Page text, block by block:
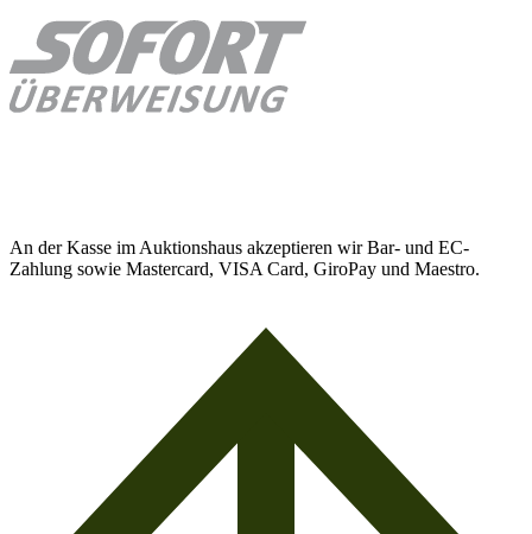
An der Kasse im Auktionshaus akzeptieren wir Bar- und EC-
Zahlung sowie Mastercard, VISA Card, GiroPay und Maestro.